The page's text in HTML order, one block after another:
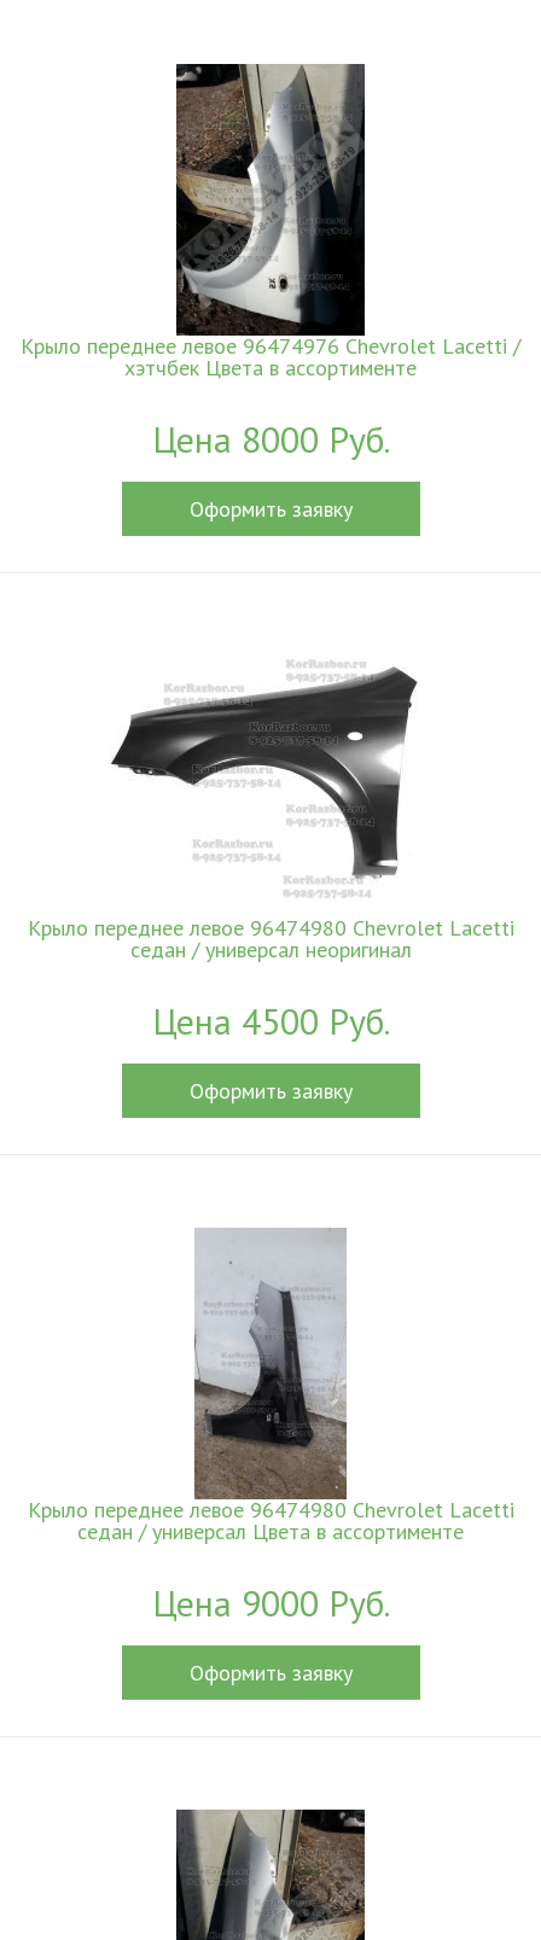
Крыло переднее левое 96474976 Chevrolet Lacetti /
хэтчбек Цвета в ассортименте
Цена 8000 Руб.
Оформить заявку
Крыло переднее левое 96474980 Chevrolet Lacetti
седан / универсал неоригинал
Цена 4500 Руб.
Оформить заявку
Крыло переднее левое 96474980 Chevrolet Lacetti
седан / универсал Цвета в ассортименте
Цена 9000 Руб.
Оформить заявку